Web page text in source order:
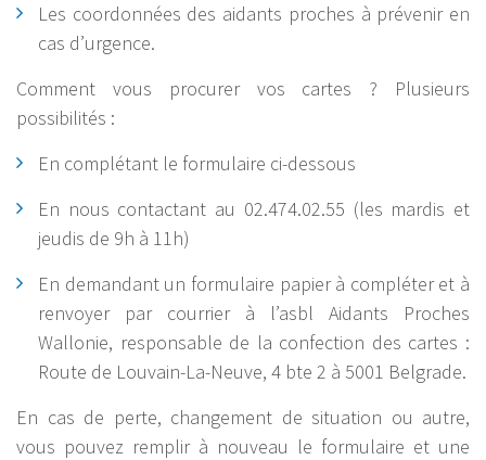
Les coordonnées des aidants proches à prévenir en
cas d’urgence.
Comment vous procurer vos cartes ? Plusieurs
possibilités :
En complétant le formulaire ci-dessous
En nous contactant au 02.474.02.55 (les mardis et
jeudis de 9h à 11h)
En demandant un formulaire papier à compléter et à
renvoyer par courrier à l’asbl Aidants Proches
Wallonie, responsable de la confection des cartes :
Route de Louvain-La-Neuve, 4 bte 2 à 5001 Belgrade.
En cas de perte, changement de situation ou autre,
vous pouvez remplir à nouveau le formulaire et une